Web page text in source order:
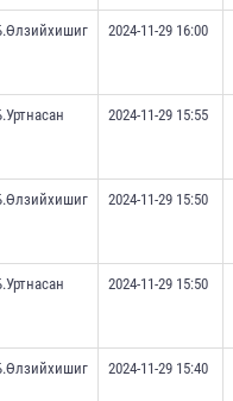
2024-11-29 16:00
2024-11-29 15:55
2024-11-29 15:50
2024-11-29 15:50
2024-11-29 15:40